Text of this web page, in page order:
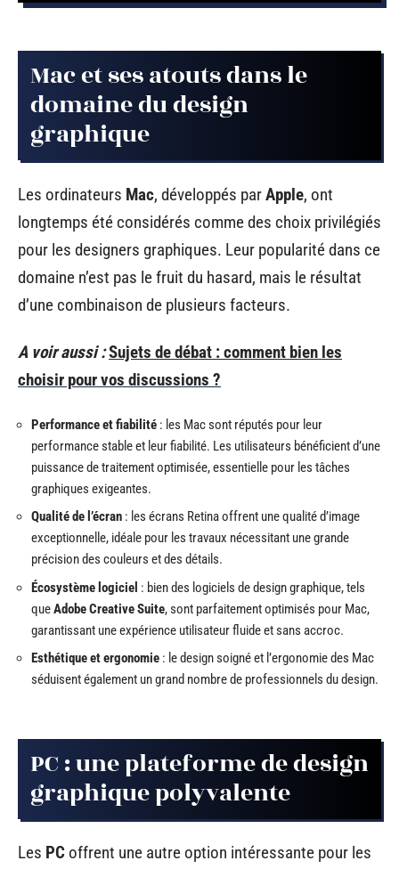
Mac et ses atouts dans le
domaine du design
graphique
Les ordinateurs Mac, développés parApple, ont
longtemps été considérés comme des choix privilégiés
pour les designers graphiques. Leur popularité dans ce
domaine n’est pas le fruit du hasard, mais le résultat
d’une combinaison de plusieurs facteurs.
A voir aussi :Sujets de débat : comment bien les
choisir pour vos discussions ?
Performance et fiabilité : les Mac sont réputés pour leur
performance stable et leur fiabilité. Les utilisateurs bénéficient d’une
puissance de traitement optimisée, essentielle pour les tâches
graphiques exigeantes.
Qualité de l’écran : les écrans Retina offrent une qualité d’image
exceptionnelle, idéale pour les travaux nécessitant une grande
précision des couleurs et des détails.
Écosystème logiciel : bien des logiciels de design graphique, tels
queAdobe Creative Suite, sont parfaitement optimisés pour Mac,
garantissant une expérience utilisateur fluide et sans accroc.
Esthétique et ergonomie : le design soigné et l’ergonomie des Mac
séduisent également un grand nombre de professionnels du design.
PC : une plateforme de design
graphique polyvalente
Les PC offrent une autre option intéressante pour les